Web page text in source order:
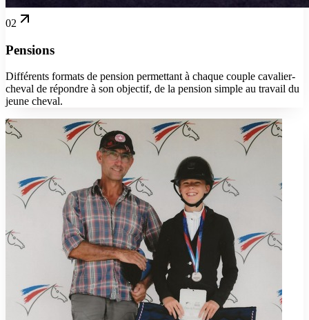
02
Pensions
Différents formats de pension permettant à chaque couple cavalier-
cheval de répondre à son objectif, de la pension simple au travail du
jeune cheval.